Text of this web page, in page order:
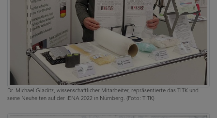
Dr. Michael Gladitz, wissenschaftlicher Mitarbeiter, repräsentierte das TITK und
seine Neuheiten auf der iENA 2022 in Nürnberg. (Foto: TITK)